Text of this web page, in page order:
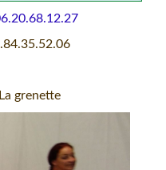
grenette